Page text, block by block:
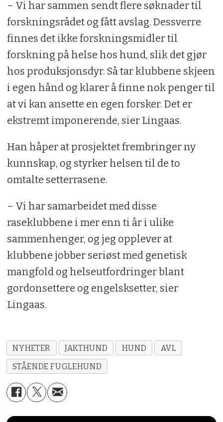
– Vi har sammen sendt flere søknader til
forskningsrådet og fått avslag. Dessverre
finnes det ikke forskningsmidler til
forskning på helse hos hund, slik det gjør
hos produksjonsdyr. Så tar klubbene skjeen
i egen hånd og klarer å finne nok penger til
at vi kan ansette en egen forsker. Det er
ekstremt imponerende, sier Lingaas.
Han håper at prosjektet frembringer ny
kunnskap, og styrker helsen til de to
omtalte setterrasene.
– Vi har samarbeidet med disse
raseklubbene i mer enn ti år i ulike
sammenhenger, og jeg opplever at
klubbene jobber seriøst med genetisk
mangfold og helseutfordringer blant
gordonsettere og engelsksetter, sier
Lingaas.
NYHETER JAKTHUND HUND
AVL
STÅENDE FUGLEHUND